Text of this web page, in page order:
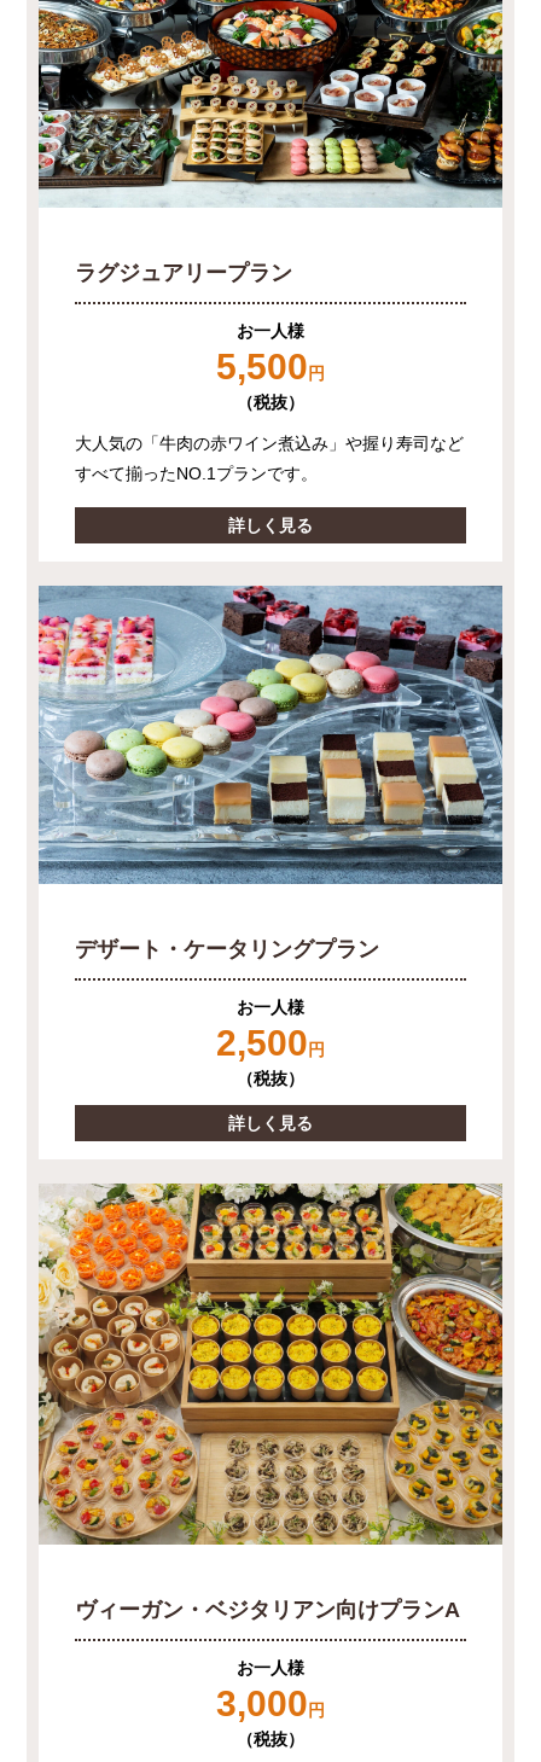
ラグジュアリープラン
お一人様
5,500 円
（税抜）
大人気の「牛肉の赤ワイン煮込み」や握り寿司など
すべて揃ったNO.1プランです。
詳しく見る
デザート・ケータリングプラン
お一人様
2,500 円
（税抜）
詳しく見る
ヴィーガン・ベジタリアン向けプランA
お一人様
3,000 円
（税抜）